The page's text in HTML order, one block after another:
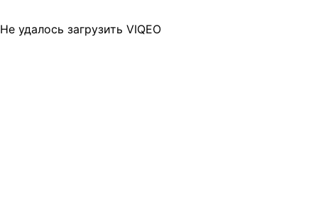
Не удалось загрузить VIQEO